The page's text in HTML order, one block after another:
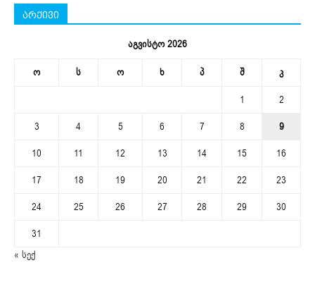
არქივი
აგვისტო 2026
ო ს ო ხ პ შ კ
1
2
3
4 5 6 7 8
9
10
11 12 13 14 15
16
17
18 19 20 21 22
23
24
25 26 27 28 29
30
31
« სექ